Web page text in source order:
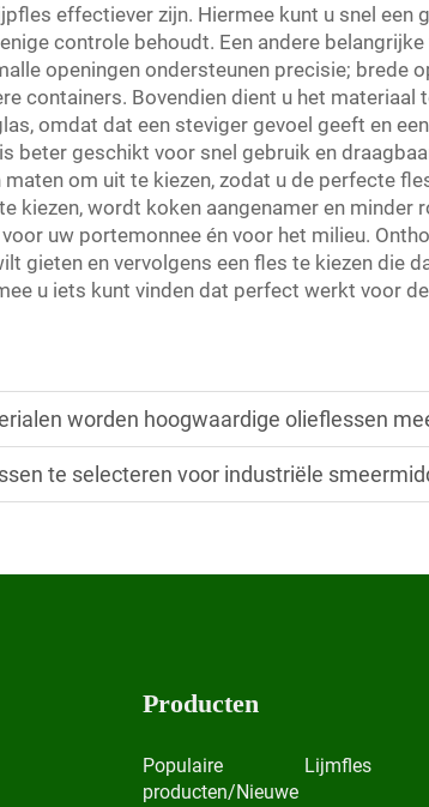
effectiever zijn. Hiermee kunt u snel een
controle behoudt. Een andere
openingen ondersteunen precisie; brede
containers. Bovendien dient u het materiaal
omdat dat een steviger gevoel geeft en
beter geschikt voor snel gebruik en
om uit te kiezen, zodat u de perfecte
kiezen, wordt koken aangenamer en minder
uw portemonnee én voor het milieu.
gieten en vervolgens een fles te kiezen die
u iets kunt vinden dat perfect werkt voor
worden hoogwaardige olieflessen
te selecteren voor industriële
Producten
Populaire
producten/Nieuwe
Lijmfles